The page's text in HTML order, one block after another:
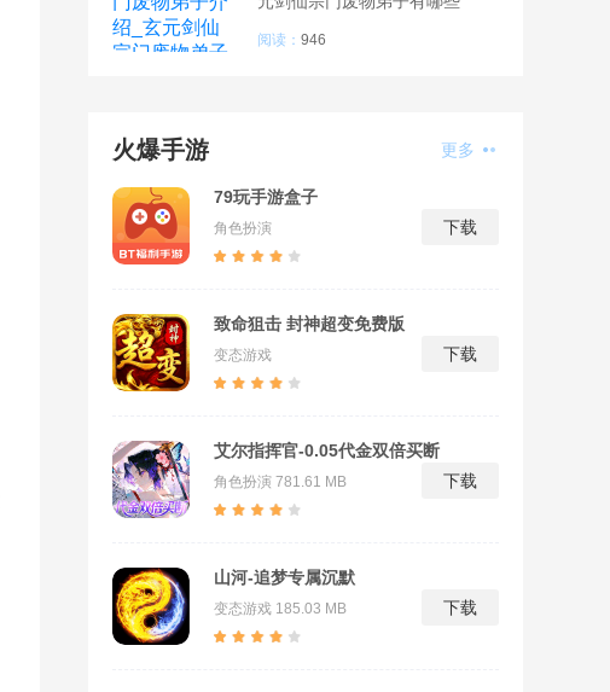
阅读： 946
火爆手游 更多
79玩手游盒子
角色扮演 下载
致命狙击 封神超变免费版
变态游戏 下载
艾尔指挥官-0.05代金双倍买断
角色扮演 781.61 MB 下载
山河-追梦专属沉默
变态游戏 185.03 MB 下载